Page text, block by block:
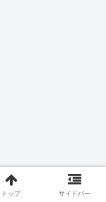
トップ サイドバー